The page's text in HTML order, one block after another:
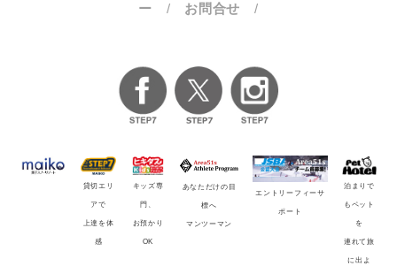
ー / お問合せ /
貸切エリ
アで
上達を体
感
キッズ専
門、
お預かり
OK
あなただけの目
標へ
マンツーマン
エントリーフィーサ
ポート
泊まりで
もペット
を
連れて旅
に出よ